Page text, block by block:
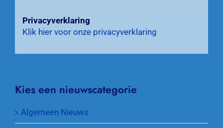
Privacyverklaring
Klik hier voor onze privacyverklaring
Kies een nieuwscategorie
Algemeen Nieuws